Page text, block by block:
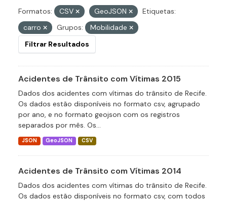
Formatos: CSV GeoJSON
Etiquetas:
carro
Grupos:
Mobilidade
Filtrar Resultados
Acidentes de Trânsito com Vítimas 2015
Dados dos acidentes com vítimas do trânsito de Recife.
Os dados estão disponíveis no formato csv, agrupado
por ano, e no formato geojson com os registros
separados por mês. Os...
JSON GeoJSON CSV
Acidentes de Trânsito com Vítimas 2014
Dados dos acidentes com vítimas do trânsito de Recife.
Os dados estão disponíveis no formato csv, com todos